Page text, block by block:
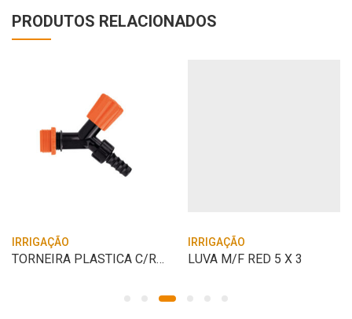
PRODUTOS RELACIONADOS
IRRIGAÇÃO
TORNEIRA PLASTICA C/REDUCAO TRAMONTINA
IRRIGAÇÃO
LUVA M/F RED 5 X 3